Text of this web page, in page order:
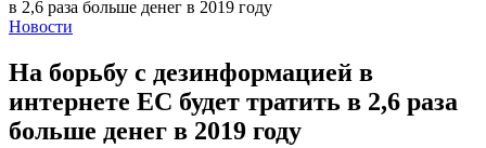
Новости
На борьбу с дезинформацией в
интернете ЕС будет тратить в 2,6 раза
больше денег в 2019 году